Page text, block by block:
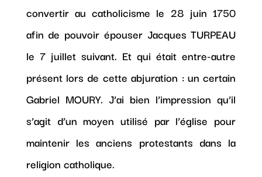
convertir au catholicisme le 28 juin 1750
afin de pouvoir épouser Jacques TURPEAU
le 7 juillet suivant. Et qui était entre-autre
présent lors de cette abjuration : un certain
Gabriel MOURY. J’ai bien l’impression qu’il
s’agit d’un moyen utilisé par l’église pour
maintenir les anciens protestants dans la
religion catholique.